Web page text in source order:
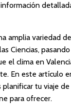
amplia variedad
Ciencias,
el clima en
En este artículo
tu viaje
para ofrecer.